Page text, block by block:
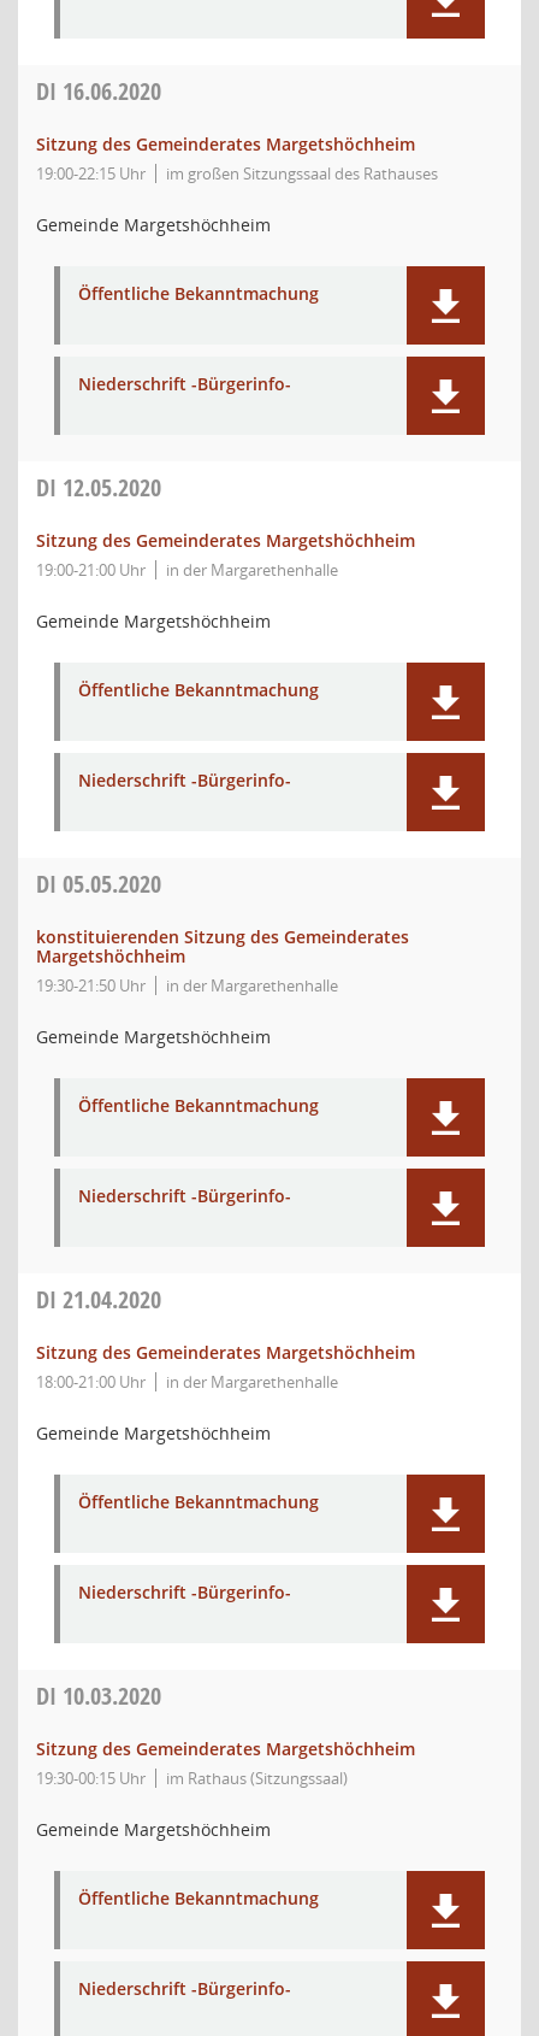
DI 16.06.2020
Sitzung des Gemeinderates Margetshöchheim
19:00-22:15 Uhr im großen Sitzungssaal des Rathauses
Gemeinde Margetshöchheim
Öffentliche Bekanntmachung
Niederschrift -Bürgerinfo-
DI 12.05.2020
Sitzung des Gemeinderates Margetshöchheim
19:00-21:00 Uhr in der Margarethenhalle
Gemeinde Margetshöchheim
Öffentliche Bekanntmachung
Niederschrift -Bürgerinfo-
DI 05.05.2020
konstituierenden Sitzung des Gemeinderates
Margetshöchheim
19:30-21:50 Uhr in der Margarethenhalle
Gemeinde Margetshöchheim
Öffentliche Bekanntmachung
Niederschrift -Bürgerinfo-
DI 21.04.2020
Sitzung des Gemeinderates Margetshöchheim
18:00-21:00 Uhr in der Margarethenhalle
Gemeinde Margetshöchheim
Öffentliche Bekanntmachung
Niederschrift -Bürgerinfo-
DI 10.03.2020
Sitzung des Gemeinderates Margetshöchheim
19:30-00:15 Uhr im Rathaus (Sitzungssaal)
Gemeinde Margetshöchheim
Öffentliche Bekanntmachung
Niederschrift -Bürgerinfo-